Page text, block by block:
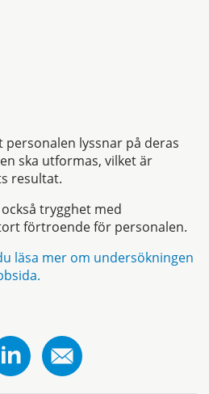
lyssnar på deras
ska utformas, vilket är
resultat.
trygghet med
förtroende för personalen.
läsa mer om undersökningen